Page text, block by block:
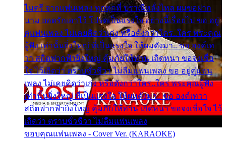
ไมตรี จากแฟนเพลง ทุกทุกที่ ปราณีหลั่งไหล ผมขอฝาก
นาม ยอดรักเอาไว้ โปรดเป็นแรงใจ อย่างนี้เรื่อยไป ขอ อยู่
คู่แฟนเพลง ไม่เคยคิดว่าเก่ง หรือดังกว่าใคร..ใคร พระคุณ
ผู้ฟัง เท่านั้นยิ่งใหญ่ ที่เป็นแรงใจ ให้ผมดังมา.. ขอ องค์เท
วา สถิตฟากฟ้ายิ่งใหญ่ คุ้มภัยให้ท่าน เถิดหนา ขอจงเชื่อ
ใจ ไว้เถิดว่า ตราบชั่วชีวา ไม่ลืมแฟนเพลง ขอ อยู่คู่แฟน
เพลง ไม่เคยคิดว่าเก่ง หรือดังกว่าใคร..ใคร พระคุณผู้ฟัง
เท่านั้นยิ่งใหญ่ ที่เป็นแรงใจ ให้ผมดังมา.. ขอ องค์เทวา
สถิตฟากฟ้ายิ่งใหญ่ คุ้มภัยให้ท่าน เถิดหนา ขอจงเชื่อใจ ไว้
เถิดว่า ตราบชั่วชีวา ไม่ลืมแฟนเพลง
ขอบคุณแฟนเพลง - Cover Ver. (KARAOKE)